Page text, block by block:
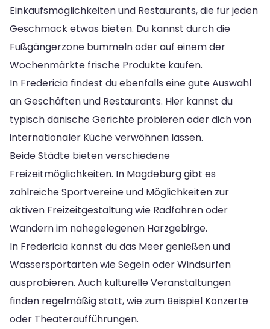
Einkaufsmöglichkeiten und Restaurants, die für jeden
Geschmack etwas bieten. Du kannst durch die
Fußgängerzone bummeln oder auf einem der
Wochenmärkte frische Produkte kaufen.
In Fredericia findest du ebenfalls eine gute Auswahl
an Geschäften und Restaurants. Hier kannst du
typisch dänische Gerichte probieren oder dich von
internationaler Küche verwöhnen lassen.
Beide Städte bieten verschiedene
Freizeitmöglichkeiten. In Magdeburg gibt es
zahlreiche Sportvereine und Möglichkeiten zur
aktiven Freizeitgestaltung wie Radfahren oder
Wandern im nahegelegenen Harzgebirge.
In Fredericia kannst du das Meer genießen und
Wassersportarten wie Segeln oder Windsurfen
ausprobieren. Auch kulturelle Veranstaltungen
finden regelmäßig statt, wie zum Beispiel Konzerte
oder Theateraufführungen.